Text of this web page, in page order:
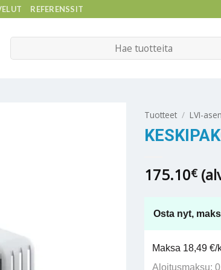
REFERENSSIT
Tuotteet / LVI-
175.10€
Osta nyt,
Maksa 18,49
Aloitusmaksu: